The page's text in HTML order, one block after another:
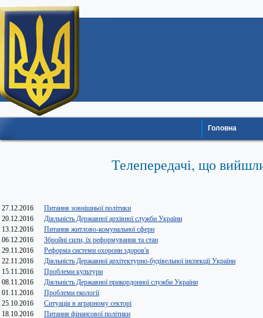
Головна
Телепередачі, що
27.12.2016
Питання зовнішньої політики
20.12.2016
Діяльність Державної архівної служби України
13.12.2016
Питання житлово-комунальної сфери
06.12.2016
Збройні сили, їх реформування та стан
29.11.2016
Реформа системи охорони здоров'я
22.11.2016
Діяльність Державної архітектурно-будівельної інспекції України
15.11.2016
Проблеми культури
08.11.2016
Діяльність Державної прикордонної служби України
01.11.2016
Проблеми екології
25.10.2016
Ситуація в аграрному секторі
18.10.2016
Питання фінансової політики